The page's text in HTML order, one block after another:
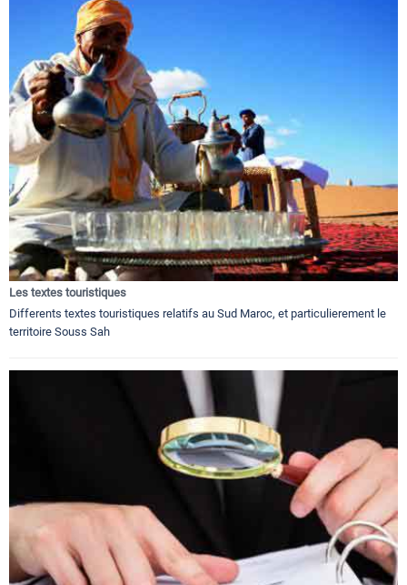
Les textes touristiques
Differents textes touristiques relatifs au Sud Maroc, et particulierement le
territoire Souss Sah